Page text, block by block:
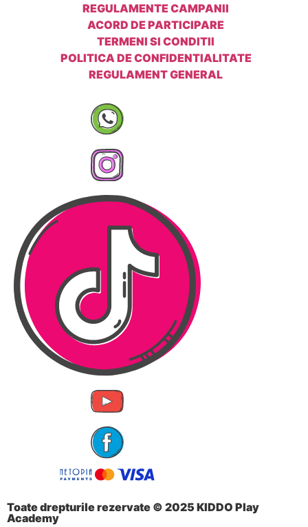
REGULAMENTE CAMPANII
ACORD DE PARTICIPARE
TERMENI SI CONDITII
POLITICA DE CONFIDENTIALITATE
REGULAMENT GENERAL
Toate drepturile rezervate © 2025 KIDDO Play
Academy